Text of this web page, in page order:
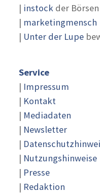
| instock der
|
| Unter der Lupe
Service
| Impressum
| Kontakt
| Mediadaten
| Newsletter
|
| Nutzungshinweise
| Presse
| Redaktion